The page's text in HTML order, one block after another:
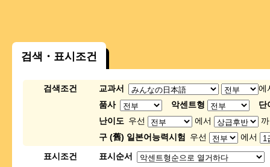
검색・표시조건
검색조건 교과서
에
품사
악센트형
단
난이도 우선 에서
구 (舊) 일본어능력시험
우선
에서
표시조건
표시순서